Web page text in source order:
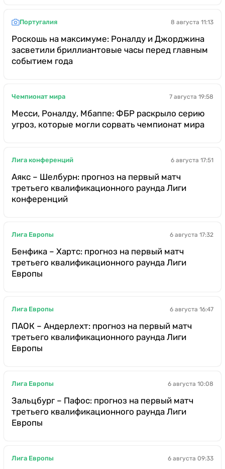
Португалия 8 августа 11:13
Роскошь на максимуме: Роналду и Джорджина
засветили бриллиантовые часы перед главным
событием года
Чемпионат мира 7 августа 19:58
Месси, Роналду, Мбаппе: ФБР раскрыло серию
угроз, которые могли сорвать чемпионат мира
Лига конференций 6 августа 17:51
Аякс – Шелбурн: прогноз на первый матч
третьего квалификационного раунда Лиги
конференций
Лига Европы 6 августа 17:32
Бенфика – Хартс: прогноз на первый матч
третьего квалификационного раунда Лиги
Европы
Лига Европы 6 августа 16:47
ПАОК – Андерлехт: прогноз на первый матч
третьего квалификационного раунда Лиги
Европы
Лига Европы 6 августа 10:08
Зальцбург – Пафос: прогноз на первый матч
третьего квалификационного раунда Лиги
Европы
Лига Европы 6 августа 09:33